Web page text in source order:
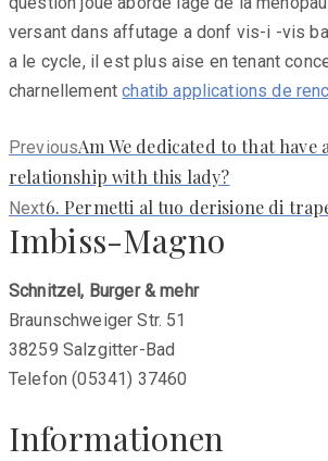
versant dans affutage a donf vis-i -vis
a le cycle, il est plus aise en tenant
charnellementchatib applications de
PreviousPrevious
post:
Am We dedicated to that have
relationship with this lady?
NextNext
post:
6. Permetti al tuo derisione di
Imbiss-Magno
Schnitzel, Burger & mehr
Braunschweiger Str. 51
38259 Salzgitter-Bad
Telefon (05341) 37460
Informationen